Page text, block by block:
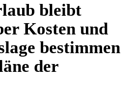
bleibt
Kosten und
bestimmen
der